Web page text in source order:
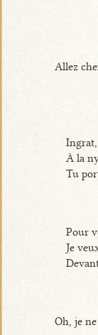
Allez
À la
Tu
Pour
Je
Oh, je ne